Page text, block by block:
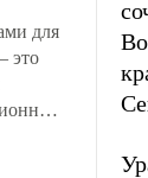
для
это
лет